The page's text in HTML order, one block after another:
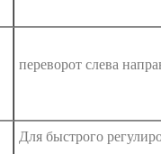
переворот слева
Для быстрого